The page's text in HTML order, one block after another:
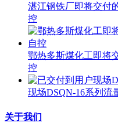
湛江钢铁厂即将交付
控
鄂热多斯煤化工即将
控
现场DSQN-16系列流
关于我们